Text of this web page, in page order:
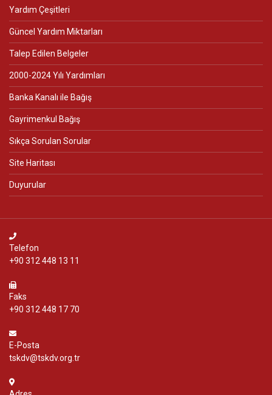
Yardım Çeşitleri
Güncel Yardım Miktarları
Talep Edilen Belgeler
2000-2024 Yılı Yardımları
Banka Kanalı ile Bağış
Gayrimenkul Bağış
Sıkça Sorulan Sorular
Site Haritası
Duyurular
Telefon
+90 312 448 13 11
Faks
+90 312 448 17 70
E-Posta
tskdv@tskdv.org.tr